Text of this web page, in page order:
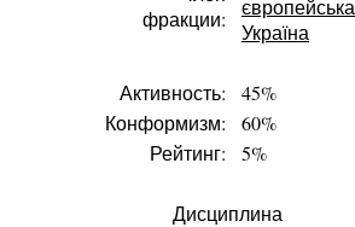
фракции:
європейська
Україна
Активность:
45%
Конформизм:
60%
Рейтинг:
5%
Дисциплина